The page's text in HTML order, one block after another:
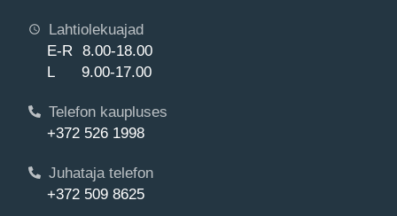
Lahtiolekuajad
E-R 8.00-18.00
L 9.00-17.00
Telefon kaupluses
+372 526 1998
Juhataja telefon
+372 509 8625